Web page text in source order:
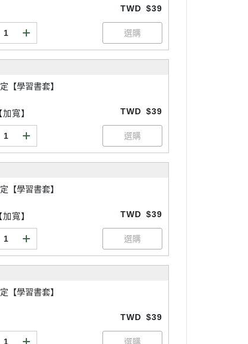
TWD $39
【學習書套】
寬】 TWD $39
【學習書套】
寬】 TWD $39
【學習書套】
TWD $39